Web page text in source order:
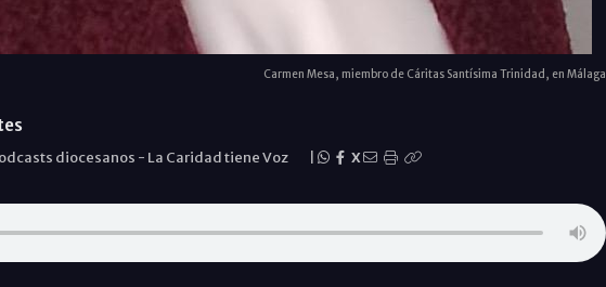
Carmen Mesa, miembro de Cáritas Santísima Trinidad, en Málaga
diocesanos - La Caridad tiene Voz X